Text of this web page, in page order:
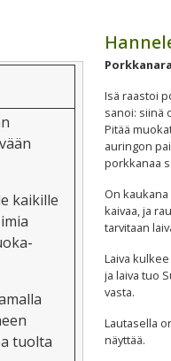
kaikille
tuolta
Isä raastoi
sanoi: siinä
Pitää
auringon
porkkanaa
On
kaivaa, ja
tarvitaan
Laiva
ja laiva tuo
vasta.
Lautasella
näyttää.